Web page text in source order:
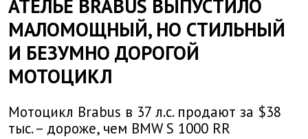
АТЕЛЬЕ BRABUS ВЫПУСТИЛО
МАЛОМОЩНЫЙ, НО СТИЛЬНЫЙ
И БЕЗУМНО ДОРОГОЙ
МОТОЦИКЛ
Мотоцикл Brabus в 37 л.с. продают за $38
тыс. – дороже, чем BMW S 1000 RR